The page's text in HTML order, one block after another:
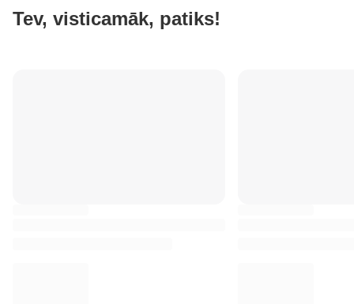
Tev, visticamāk, patiks!